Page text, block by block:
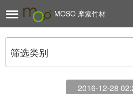
 MOSO 摩索竹材
筛选类别
2016-12-28